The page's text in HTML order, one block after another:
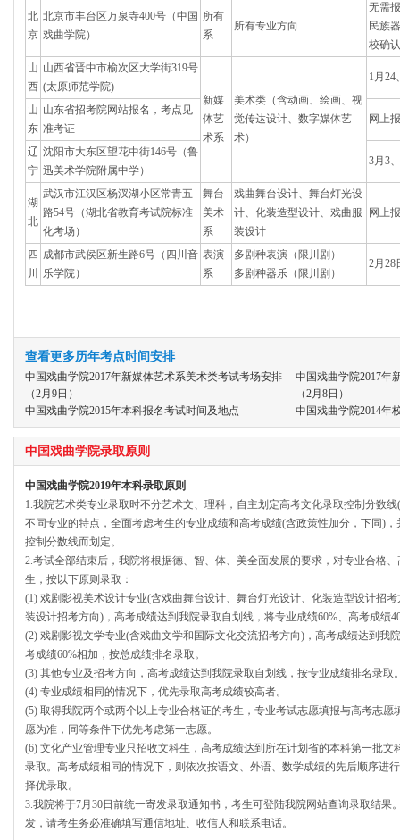
北
京
北京市丰台区万泉寺400号（中国
戏曲学院）
所有
系
所有专业方向
无需
民族
校确
山
西
山西省晋中市榆次区大学街319号
(太原师范学院)
新媒
体艺
术系
美术类（含动画、绘画、视
觉传达设计、数字媒体艺
术）
1月24
山
东
山东省招考院网站报名，考点见
准考证
网上
辽
宁
沈阳市大东区望花中街146号（鲁
迅美术学院附属中学）
3月3
湖
北
武汉市江汉区杨汊湖小区常青五
路54号（湖北省教育考试院标准
化考场）
舞台
美术
系
戏曲舞台设计、舞台灯光设
计、化装造型设计、戏曲服
装设计
网上
四
川
成都市武侯区新生路6号（四川音
乐学院）
表演
系
多剧种表演（限川剧）
多剧种器乐（限川剧）
2月28
查看更多历年考点时间安排
中国戏曲学院2017年新媒体艺术系美术类考试考场安排
（2月9日）
中国戏曲学院2017年
（2月8日）
中国戏曲学院2015年本科报名考试时间及地点
中国戏曲学院2014年
中国戏曲学院录取原则
中国戏曲学院2019年本科录取原则
1.我院艺术类专业录取时不分艺术文、理科，自主划定高考文化录取控制分数
不同专业的特点，全面考虑考生的专业成绩和高考成绩(含政策性加分，下同)
控制分数线而划定。
2.考试全部结束后，我院将根据德、智、体、美全面发展的要求，对专业合格
生，按以下原则录取：
(1) 戏剧影视美术设计专业(含戏曲舞台设计、舞台灯光设计、化装造型设计招
装设计招考方向)，高考成绩达到我院录取自划线，将专业成绩60%、高考成绩
(2) 戏剧影视文学专业(含戏曲文学和国际文化交流招考方向)，高考成绩达到我
考成绩60%相加，按总成绩排名录取。
(3) 其他专业及招考方向，高考成绩达到我院录取自划线，按专业成绩排名录取
(4) 专业成绩相同的情况下，优先录取高考成绩较高者。
(5) 取得我院两个或两个以上专业合格证的考生，专业考试志愿填报与高考志愿
愿为准，同等条件下优先考虑第一志愿。
(6) 文化产业管理专业只招收文科生，高考成绩达到所在计划省的本科第一批文
录取。高考成绩相同的情况下，则依次按语文、外语、数学成绩的先后顺序进
择优录取。
3.我院将于7月30日前统一寄发录取通知书，考生可登陆我院网站查询录取结果
发，请考生务必准确填写通信地址、收信人和联系电话。